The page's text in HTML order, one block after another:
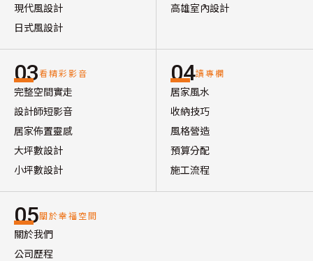
現代風設計
日式風設計
高雄室內設計
03看精彩影音
完整空間實走
設計師短影音
居家佈置靈感
大坪數設計
小坪數設計
04讀專欄
居家風水
收納技巧
風格營造
預算分配
施工流程
05關於幸福空間
關於我們
公司歷程